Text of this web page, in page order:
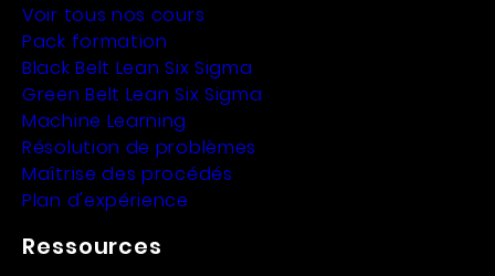
Voir tous nos cours
Pack formation
Black Belt Lean Six Sigma
Green Belt Lean Six Sigma
Machine Learning
Résolution de problèmes
Maîtrise des procédés
Plan d'expérience
Ressources